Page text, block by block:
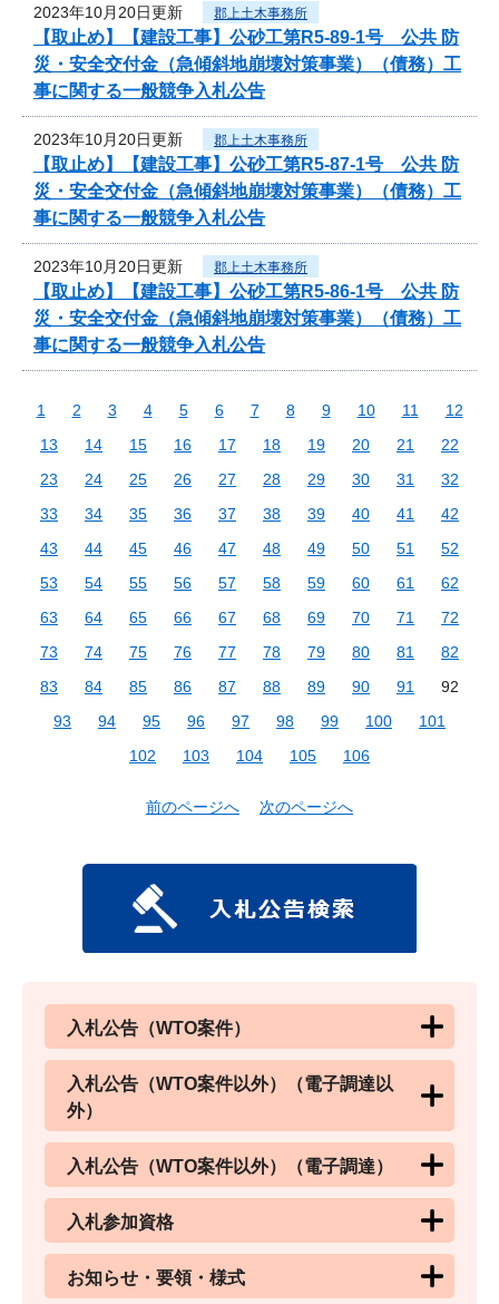
2023年10月20日更新 郡上土木事務所
【取止め】【建設工事】公砂工第R5-89-1号 公共 防
災・安全交付金（急傾斜地崩壊対策事業）（債務）工
事に関する一般競争入札公告
2023年10月20日更新 郡上土木事務所
【取止め】【建設工事】公砂工第R5-87-1号 公共 防
災・安全交付金（急傾斜地崩壊対策事業）（債務）工
事に関する一般競争入札公告
2023年10月20日更新 郡上土木事務所
【取止め】【建設工事】公砂工第R5-86-1号 公共 防
災・安全交付金（急傾斜地崩壊対策事業）（債務）工
事に関する一般競争入札公告
1 2 3 4 5 6 7 8 9 10 11
12
13
14 15 16 17 18 19 20 21
22
23
24 25 26 27 28 29 30 31
32
33
34 35 36 37 38 39 40 41
42
43
44 45 46 47 48 49 50 51
52
53
54 55 56 57 58 59 60 61
62
63
64 65 66 67 68 69 70 71
72
73
74 75 76 77 78 79 80 81
82
83
84 85 86 87 88 89 90 91
92
93
94 95 96 97 98 99 100
101
102
103 104 105 106
前のページへ 次のページへ
入札公告（WTO案件）
入札公告（WTO案件以外）（電子調達以
外）
入札公告（WTO案件以外）（電子調達）
入札参加資格
お知らせ・要領・様式